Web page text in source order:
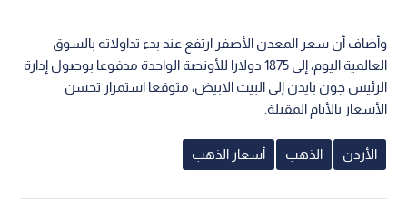
وأضاف أن سعر المعدن الأصفر ارتفع عند بدء تداولاته بالسوق
العالمية اليوم، إلى 1875 دولارا للأونصة الواحدة مدفوعا بوصول إدارة
الرئيس جون بايدن إلى البيت الابيض، متوقعا استمرار تحسن
الأسعار بالأيام المقبلة.
الأردن الذهب أسعار الذهب